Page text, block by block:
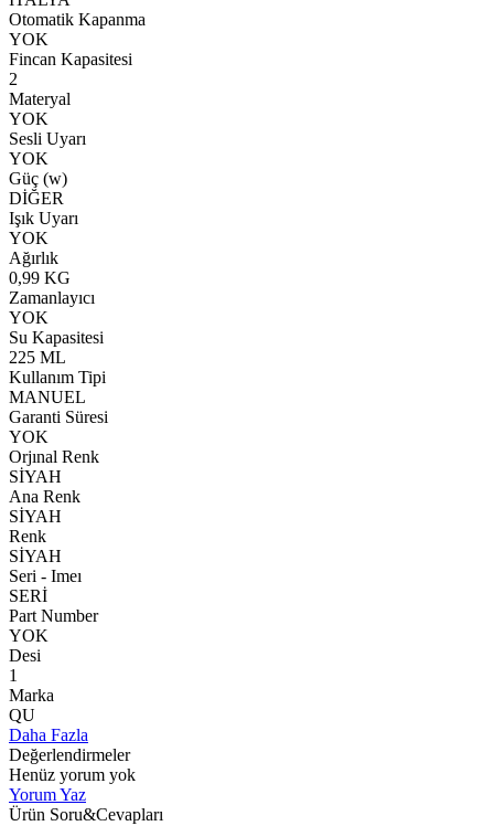
Otomatik Kapanma
YOK
Fincan Kapasitesi
2
Materyal
YOK
Sesli Uyarı
YOK
Güç (w)
DİĞER
Işık Uyarı
YOK
Ağırlık
0,99 KG
Zamanlayıcı
YOK
Su Kapasitesi
225 ML
Kullanım Tipi
MANUEL
Garanti Süresi
YOK
Orjınal Renk
SİYAH
Ana Renk
SİYAH
Renk
SİYAH
Seri - Imeı
SERİ
Part Number
YOK
Desi
1
Marka
QU
Daha Fazla
Değerlendirmeler
Henüz yorum yok
Yorum Yaz
Ürün Soru&Cevapları